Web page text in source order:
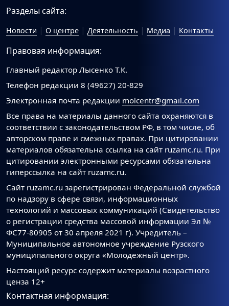
Разделы сайта:
Новости О центре Деятельность Медиа Контакты
Правовая информация:
Главный редактор Лысенко Т.К.
Телефон редакции 8 (49627) 20-829
Электронная почта редакции molcentr@gmail.com
Все права на материалы данного сайта охраняются в
соответствии с законодательством РФ, в том числе, об
авторском праве и смежных правах. При цитировании
материалов обязательна ссылка на сайт ruzamc.ru. При
цитировании электронными ресурсами обязательна
гиперссылка на сайт ruzamc.ru.
Сайт ruzamc.ru зарегистрирован Федеральной службой
по надзору в сфере связи, информационных
технологий и массовых коммуникаций (Свидетельство
о регистрации средства массовой информации Эл №
ФС77-80905 от 30 апреля 2021 г). Учредитель –
Муниципальное автономное учреждение Рузского
муниципального округа «Молодежный центр».
Настоящий ресурс содержит материалы возрастного
ценза 12+
Контактная информация: